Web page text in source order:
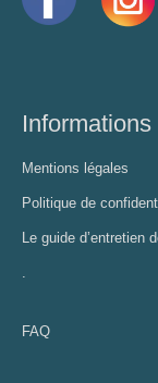
Informations
Mentions légales
Politique de
Le guide d’entretien
FAQ